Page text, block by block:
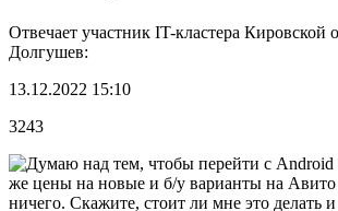
Отвечает участник IT-кластера Кировской
Долгушев:
13.12.2022 15:10
3243